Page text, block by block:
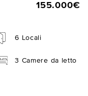
155.000€
6 Locali
3 Camere da letto